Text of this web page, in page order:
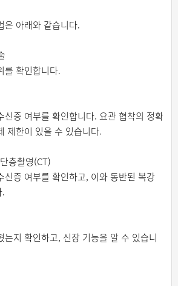
은 아래와 같습니다.
를 확인합니다.
신증 여부를 확인합니다. 요관 협착의 정확
제한이 있을 수 있습니다.
층촬영(CT)
신증 여부를 확인하고, 이와 동반된 복강
.
는지 확인하고, 신장 기능을 알 수 있습니